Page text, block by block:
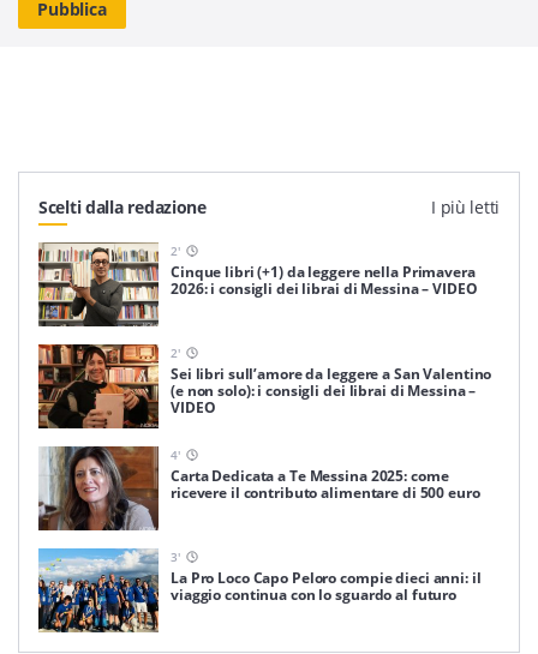
Scelti dalla redazione I più letti
2'
Cinque libri (+1) da leggere nella Primavera
2026: i consigli dei librai di Messina – VIDEO
2'
Sei libri sull’amore da leggere a San Valentino
(e non solo): i consigli dei librai di Messina –
VIDEO
4'
Carta Dedicata a Te Messina 2025: come
ricevere il contributo alimentare di 500 euro
3'
La Pro Loco Capo Peloro compie dieci anni: il
viaggio continua con lo sguardo al futuro